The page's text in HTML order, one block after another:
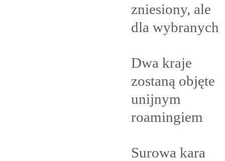
zniesiony, ale
dla wybranych
Dwa kraje
zostaną objęte
unijnym
roamingiem
Surowa kara